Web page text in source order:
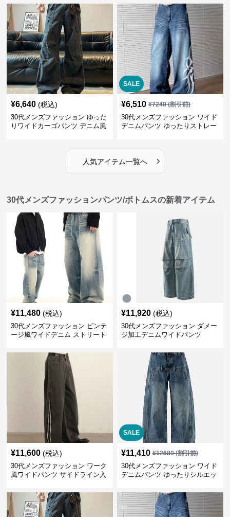
¥6,640 (税込)
30代メンズファッション ゆった
りワイドカーゴパンツ デニム風
SALE
¥6,510 ¥7240(割引前)
30代メンズファッション ワイド
デニムパンツ ゆったりストレー
人気アイテム一覧へ ›
30代メンズファッションパンツ/ボトムスの新着アイテム
¥11,480 (税込)
30代メンズファッション ビンテ
ージ風ワイドデニム ストリート
¥11,920 (税込)
30代メンズファッション ダメー
ジ加工デニムワイドパンツ
¥11,600 (税込)
30代メンズファッション ワーク
風ワイドパンツ サイドライン入
SALE
¥11,410 ¥12680(割引前)
30代メンズファッション ワイド
デニムパンツ ゆったりシルエッ